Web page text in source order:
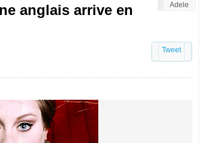
Adele
anglais arrive en
Tweet